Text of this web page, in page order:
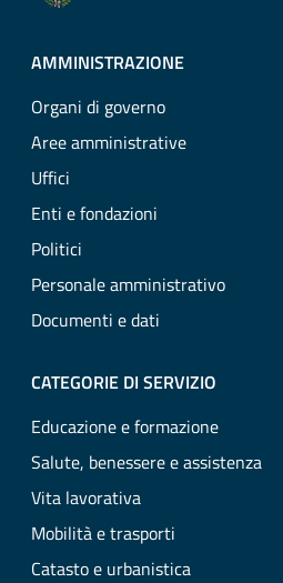
AMMINISTRAZIONE
Organi di governo
Aree amministrative
Uffici
Enti e fondazioni
Politici
Personale amministrativo
Documenti e dati
CATEGORIE DI SERVIZIO
Educazione e formazione
Salute, benessere e assistenza
Vita lavorativa
Mobilità e trasporti
Catasto e urbanistica